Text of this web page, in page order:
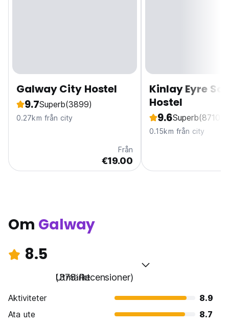
Galway City Hostel
9.7Superb(3899)
0.27km från city
Från
€19.00
Kinlay Eyre
Hostel
9.6Superb(8710)
0.15km från city
Om Galway
8.5
Utmärkt
(378 Recensioner)
Aktiviteter
8.9
Ata ute
8.7